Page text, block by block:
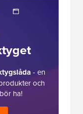
- en
och
ha!